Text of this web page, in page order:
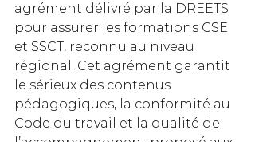
agrément délivré par la DREETS
pour assurer les formations CSE
et SSCT, reconnu au niveau
régional. Cet agrément garantit
le sérieux des contenus
pédagogiques, la conformité au
Code du travail et la qualité de